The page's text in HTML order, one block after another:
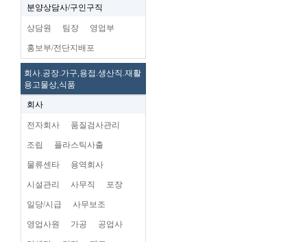
분양상담사/구인구직
상담원 팀장 영업부
홍보부/전단지배포
회사.공장.가구,용접.생산직.재활
용고물상,식품
회사
전자회사 품질검사관리
조립 플라스틱사출
물류센타 용역회사
시설관리 사무직 포장
일당/시급 사무보조
영업사원 가공 공업사